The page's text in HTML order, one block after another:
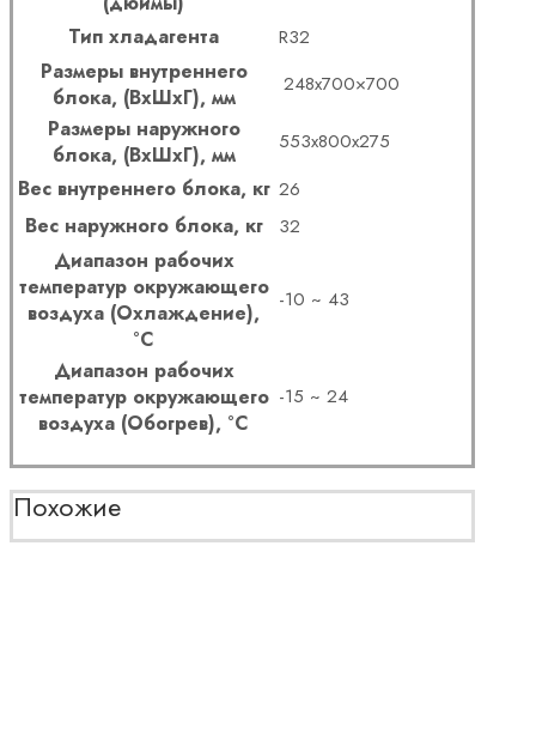
Тип хладагента R32
Размеры внутреннего
блока, (ВхШхГ), мм
248х700×700
Размеры наружного
блока, (ВхШхГ), мм
553х800х275
Вес внутреннего блока, кг 26
Вес наружного блока, кг 32
Диапазон рабочих
температур окружающего
воздуха (Охлаждение),
°С
-10 ~ 43
Диапазон рабочих
температур окружающего
воздуха (Обогрев), °С
-15 ~ 24
Похожие